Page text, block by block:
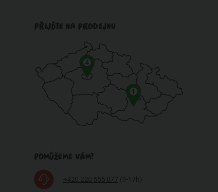
PŘIJĎTE NA PRODEJNU
1
4
POMŮŽEME VÁM?
+420 220 555 077 (9-17h)